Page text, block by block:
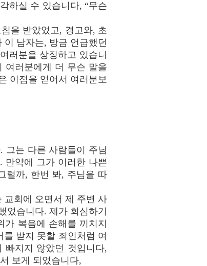
하실 수 있습니다, “무슨
을 받았었고, 경고와, 초
남자는, 방금 언급했던
러분을 상징하고 있습니
여러분에게 더 무슨 말을
이점을 얻어서 여러분보
그는 다른 사람들이 주님
만약에 그가 이러한 나쁜
럴까, 한번 봐, 주님을 따
교회에 오면서 제 주변 사
었습니다. 제가 회심하기
복음에 손해를 끼치지
받지 못할 죄인처럼 여
빠지지 않았던 것입니다,
보게 되었습니다,